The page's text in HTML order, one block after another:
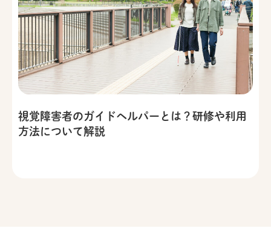
視覚障害者のガイドヘルパーとは？研修や利用
方法について解説